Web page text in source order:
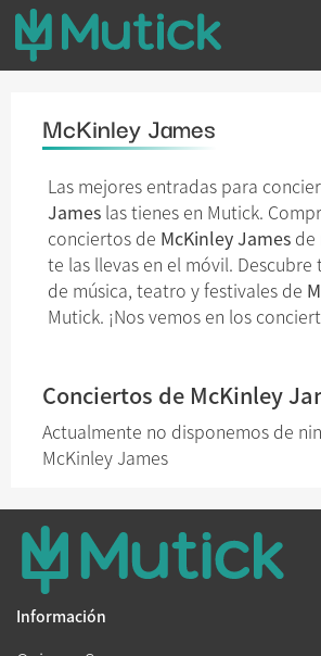
McKinley James
Las mejores entradas para
James las tienes en Mutick.
conciertos de McKinley James de
te las llevas en el móvil.
de música, teatro y festivales de
Mutick. ¡Nos vemos en los
Conciertos de McKinley
Actualmente no disponemos de
McKinley James
Información